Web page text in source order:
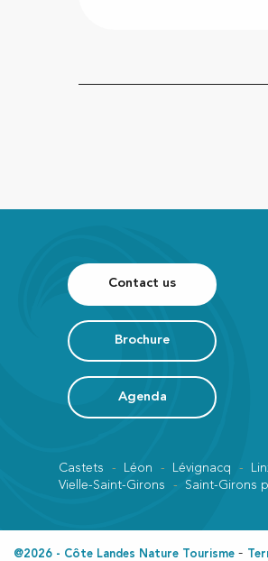
Contact us
Brochure
Agenda
Castets Léon Lévignacq
Vielle-Saint-Girons
Saint-Girons
@2026 - Côte Landes Nature Tourisme